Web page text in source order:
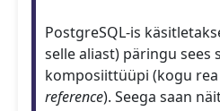
PostgreSQL-is
selle aliast) päringu sees
komposiittüüpi (kogu
reference). Seega saan